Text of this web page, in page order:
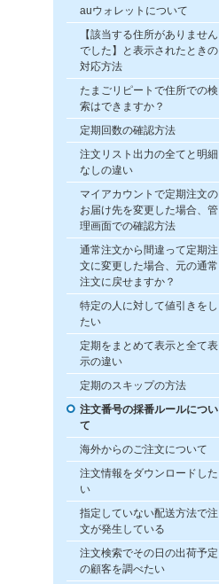
auウォレットについて
【該当する住所がありません
でした】と表示されたときの
対応方法
たまごリピートで住所での検
索はできますか？
定期回数の確認方法
注文リスト出力の全てと明細
なしの違い
マイアカウントで定期注文の
お届け先を変更した場合、管
理画面での確認方法
通常注文から間違って定期注
文に変更した場合、元の通常
注文に戻せますか？
特定の人に対して値引きをし
たい
定期をまとめて表示と全て表
示の違い
定期のスキップの方法
注文番号の採番ルールについ
て
海外からのご注文について
注文情報をダウンロードした
い
指定していない配送方法で注
文が発生している
注文検索でその日の出荷予定
の顧客を調べたい